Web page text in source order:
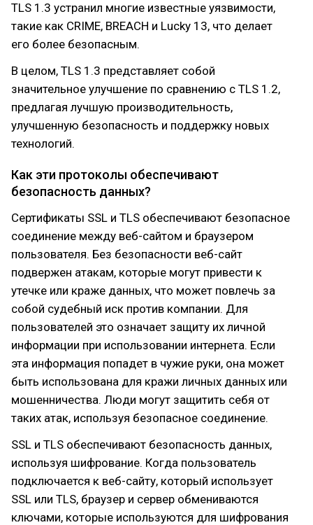
TLS 1.3 устранил многие известные уязвимости,
такие как CRIME, BREACH и Lucky 13, что делает
его более безопасным.
В целом, TLS 1.3 представляет собой
значительное улучшение по сравнению с TLS 1.2,
предлагая лучшую производительность,
улучшенную безопасность и поддержку новых
технологий.
Как эти протоколы обеспечивают
безопасность данных?
Сертификаты SSL и TLS обеспечивают безопасное
соединение между веб-сайтом и браузером
пользователя. Без безопасности веб-сайт
подвержен атакам, которые могут привести к
утечке или краже данных, что может повлечь за
собой судебный иск против компании. Для
пользователей это означает защиту их личной
информации при использовании интернета. Если
эта информация попадет в чужие руки, она может
быть использована для кражи личных данных или
мошенничества. Люди могут защитить себя от
таких атак, используя безопасное соединение.
SSL и TLS обеспечивают безопасность данных,
используя шифрование. Когда пользователь
подключается к веб-сайту, который использует
SSL или TLS, браузер и сервер обмениваются
ключами, которые используются для шифрования